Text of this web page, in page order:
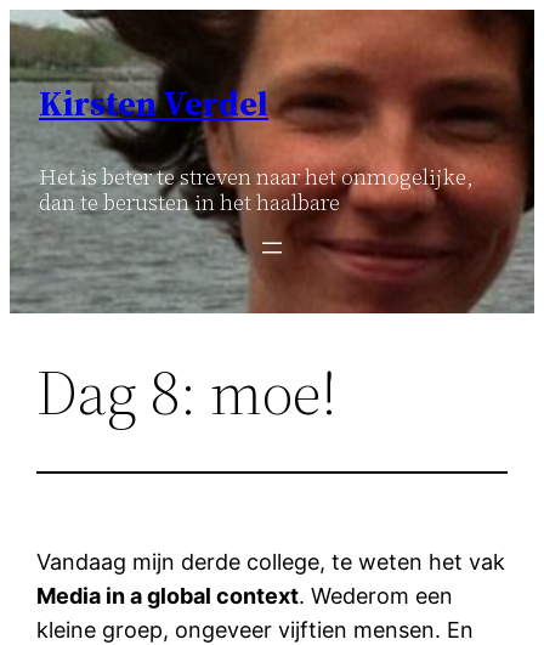
Ga
naar
inhoud
Kirsten Verdel
Het is beter te streven naar het onmogelijke,
dan te berusten in het haalbare
Dag 8: moe!
Vandaag mijn derde college, te weten het vak
Media in a global context. Wederom een
kleine groep, ongeveer vijftien mensen. En